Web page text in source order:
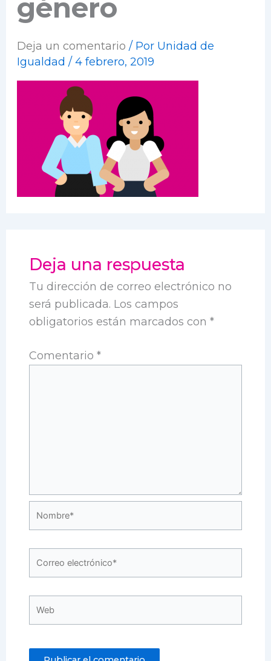
género
Deja un comentario / Por Unidad de
Igualdad /4 febrero, 2019
Deja una respuesta
Tu dirección de correo electrónico no
será publicada. Los campos
obligatorios están marcados con*
Comentario*
Nombre*
Correo
electrónico*
Web